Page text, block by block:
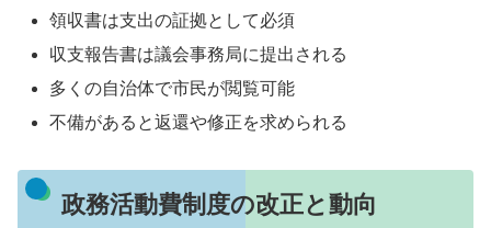
領収書は支出の証拠として必須
収支報告書は議会事務局に提出される
多くの自治体で市民が閲覧可能
不備があると返還や修正を求められる
政務活動費制度の改正と動向